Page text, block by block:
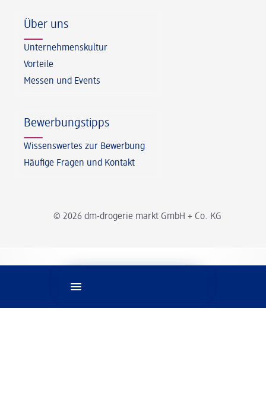
© 2026 dm-drogerie markt GmbH + Co. KG
Über uns
Unternehmenskultur
Vorteile
Messen und Events
Bewerbungstipps
Wissenswertes zur Bewerbung
Häufige Fragen und Kontakt